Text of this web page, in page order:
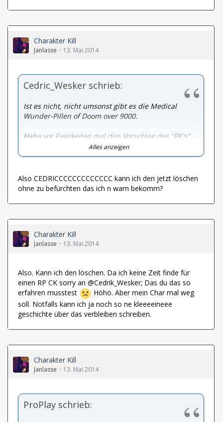
Charakter Kill
Janlasse 13. Mai 2014
Cedric_Wesker schrieb:
Ist es nicht, nicht umsonst gibt es die Medical
Wunder-Pillen of Doom over 9000.
Habe vor Ewigkeiten mal den Vorschlag des "PK's"
gemacht, wurde nie wirklich drauf eingegangen.
Stark befürwortet, und InGame von vielen
wie Chlamydia. K?
Alles anzeigen
Also CEDRICCCCCCCCCCCCC kann ich den jetzt löschen
ohne zu befürchten das ich n warn bekomm?
Charakter Kill
Janlasse 13. Mai 2014
Also. Kann ich den löschen. Da ich keine Zeit finde für
einen RP CK sorry an @Cedrik_Wesker; Das du das so
erfahren musstest
Höhö. Aber mein Char mal weg
soll. Notfalls kann ich ja noch so ne kleeeeineee
geschichte über das verbleiben schreiben.
Charakter Kill
Janlasse 13. Mai 2014
ProPlay schrieb: